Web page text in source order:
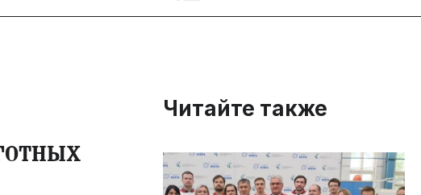
Читайте также